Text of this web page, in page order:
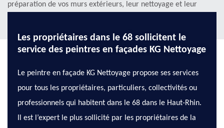
préparation de vos murs extérieurs, leur nettoyage et leur
Les propriétaires dans le 68 sollicitent le
service des peintres en façades KG Nettoyage
Le peintre en façade KG Nettoyage propose ses services
pour tous les propriétaires, particuliers, collectivités ou
professionnels qui habitent dans le 68 dans le Haut-Rhin.
Il est l’expert le plus sollicité par les propriétaires de la